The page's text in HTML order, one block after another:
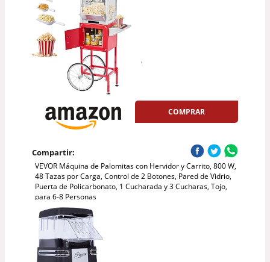
COMPRAR
Compartir:
VEVOR Máquina de Palomitas con Hervidor y Carrito, 800 W,
48 Tazas por Carga, Control de 2 Botones, Pared de Vidrio,
Puerta de Policarbonato, 1 Cucharada y 3 Cucharas, Tojo,
para 6-8 Personas